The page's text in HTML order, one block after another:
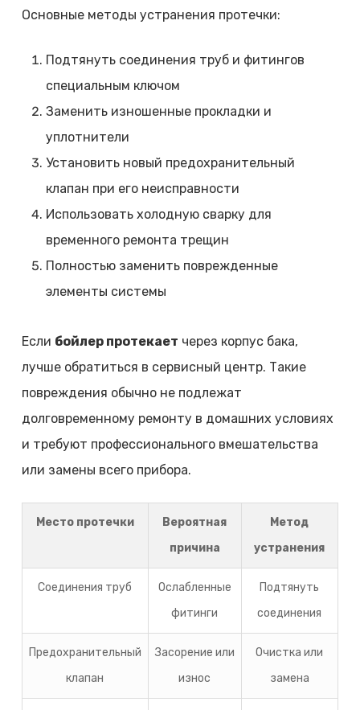
Основные методы устранения протечки:
Подтянуть соединения труб и фитингов
специальным ключом
Заменить изношенные прокладки и
уплотнители
Установить новый предохранительный
клапан при его неисправности
Использовать холодную сварку для
временного ремонта трещин
Полностью заменить поврежденные
элементы системы
Если бойлер протекает через корпус бака,
лучше обратиться в сервисный центр. Такие
повреждения обычно не подлежат
долговременному ремонту в домашних условиях
и требуют профессионального вмешательства
или замены всего прибора.
Место протечки
Вероятная
причина
Метод
устранения
Соединения труб
Ослабленные
фитинги
Подтянуть
соединения
Предохранительный
клапан
Засорение или
износ
Очистка или
замена